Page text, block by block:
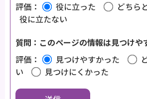
評価：
役に立った
どちら
役に立たない
質問：このページの情報は見つけや
評価：
見つけやすかった
い
見つけにくかった